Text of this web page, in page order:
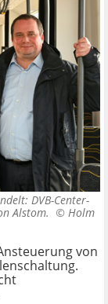
DVB-Center-
Alstom. © Holm
von